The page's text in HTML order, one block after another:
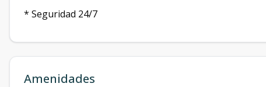
* Seguridad 24/7
Amenidades